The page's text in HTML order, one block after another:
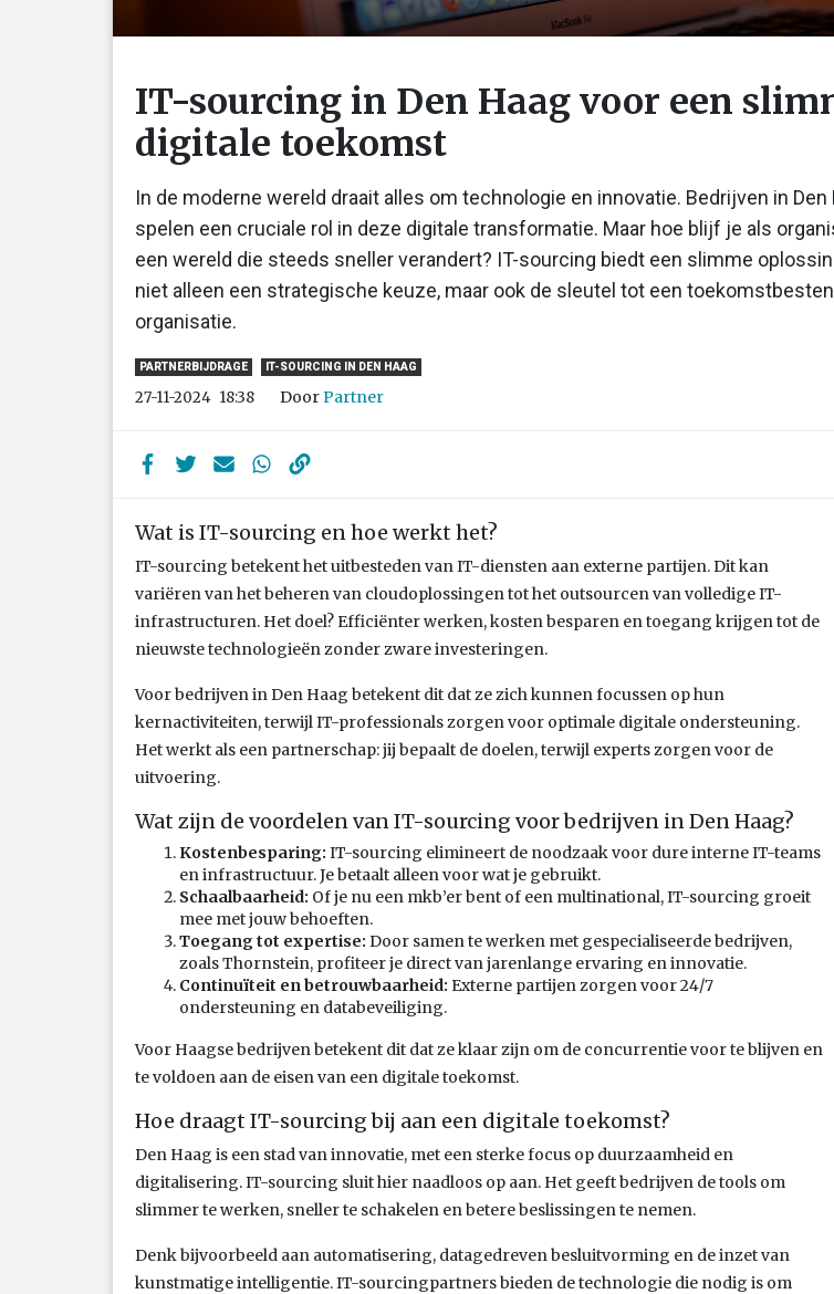
IT-sourcing in Den Haag voor een
digitale toekomst
In de moderne wereld draait alles om technologie en innovatie. Bedrijven in Den
spelen een cruciale rol in deze digitale transformatie. Maar hoe blijf je als
een wereld die steeds sneller verandert? IT-sourcing biedt een slimme
niet alleen een strategische keuze, maar ook de sleutel tot een
organisatie.
PARTNERBIJDRAGE IT-SOURCING IN DEN HAAG
27-11-2024 18:38 Door Partner
Wat is IT-sourcing en hoe werkt het?
IT-sourcing betekent het uitbesteden van IT-diensten aan externe partijen. Dit kan
variëren van het beheren van cloudoplossingen tot het outsourcen van volledige IT-
infrastructuren. Het doel? Efficiënter werken, kosten besparen en toegang krijgen tot de
nieuwste technologieën zonder zware investeringen.
Voor bedrijven in Den Haag betekent dit dat ze zich kunnen focussen op hun
kernactiviteiten, terwijl IT-professionals zorgen voor optimale digitale ondersteuning.
Het werkt als een partnerschap: jij bepaalt de doelen, terwijl experts zorgen voor de
uitvoering.
Wat zijn de voordelen van IT-sourcing voor bedrijven in Den Haag?
Kostenbesparing: IT-sourcing elimineert de noodzaak voor dure interne IT-teams
en infrastructuur. Je betaalt alleen voor wat je gebruikt.
Schaalbaarheid: Of je nu een mkb’er bent of een multinational, IT-sourcing groeit
mee met jouw behoeften.
Toegang tot expertise: Door samen te werken met gespecialiseerde bedrijven,
zoals Thornstein, profiteer je direct van jarenlange ervaring en innovatie.
Continuïteit en betrouwbaarheid: Externe partijen zorgen voor 24/7
ondersteuning en databeveiliging.
Voor Haagse bedrijven betekent dit dat ze klaar zijn om de concurrentie voor te blijven en
te voldoen aan de eisen van een digitale toekomst.
Hoe draagt IT-sourcing bij aan een digitale toekomst?
Den Haag is een stad van innovatie, met een sterke focus op duurzaamheid en
digitalisering. IT-sourcing sluit hier naadloos op aan. Het geeft bedrijven de tools om
slimmer te werken, sneller te schakelen en betere beslissingen te nemen.
Denk bijvoorbeeld aan automatisering, datagedreven besluitvorming en de inzet van
kunstmatige intelligentie. IT-sourcingpartners bieden de technologie die nodig is om